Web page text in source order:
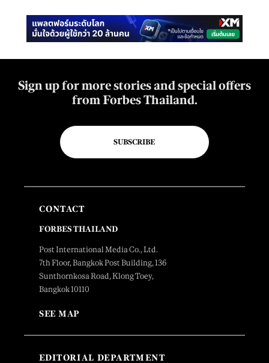
Sign up for more stories and special offers
from Forbes Thailand.
SUBSCRIBE
CONTACT
FORBES THAILAND
Post International Media Co., Ltd.
7th Floor, Bangkok Post Building, 136
Sunthornkosa Road, Klong Toey,
Bangkok 10110
SEE MAP
EDITORIAL DEPARTMENT